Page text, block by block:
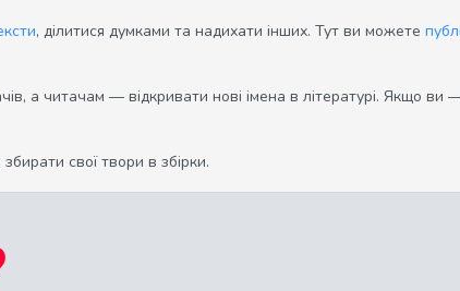
, ділитися думками та надихати інших. Тут ви можете
а читачам — відкривати нові імена в літературі. Якщо ви
збирати свої твори в збірки.